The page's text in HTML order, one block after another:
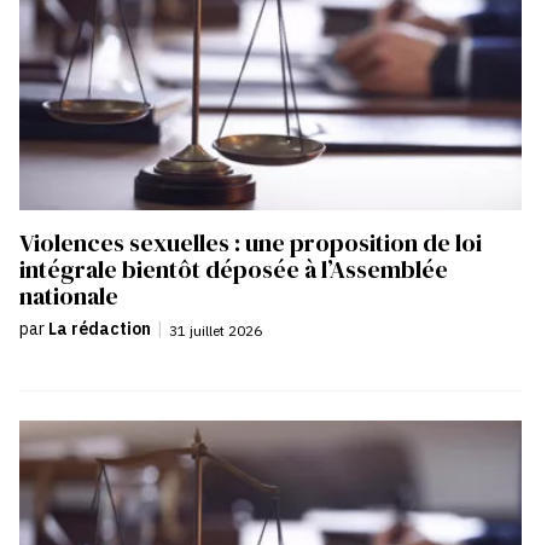
Violences sexuelles : une proposition de loi
intégrale bientôt déposée à l’Assemblée
nationale
par La rédaction | 31 juillet 2026